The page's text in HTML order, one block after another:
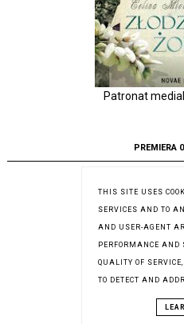
Patronat
PREMIERA
THIS SITE USES
SERVICES AND TO
AND USER-AGENT
PERFORMANCE AND
QUALITY OF
TO DETECT AND